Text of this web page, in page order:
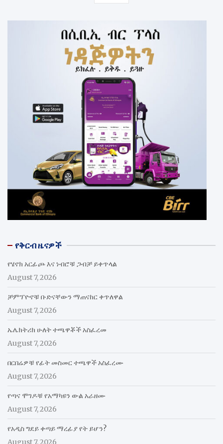
የቅርብ ዜናዎች
የሄኖክ አርፊጮ እና ነብሮቹ ጋብቻ ይቀጥላል
August 7, 2026
ቻምፕዮኖቹ ቡድናቸውን ማጠናከር ቀጥለዋል
August 7, 2026
ኤሌክትሪክ ሁለት ተጫዋቾች አስፈረመ
August 7, 2026
በርበሬዎቹ የፊት መስመር ተጫዋች አስፈረሙ
August 7, 2026
የጣና ሞገዶቹ የአማካዩን ውል አራዘሙ
August 7, 2026
የአዲስ ግደይ ቀጣይ ማረፊያ የት ይሆን?
August 7, 2026